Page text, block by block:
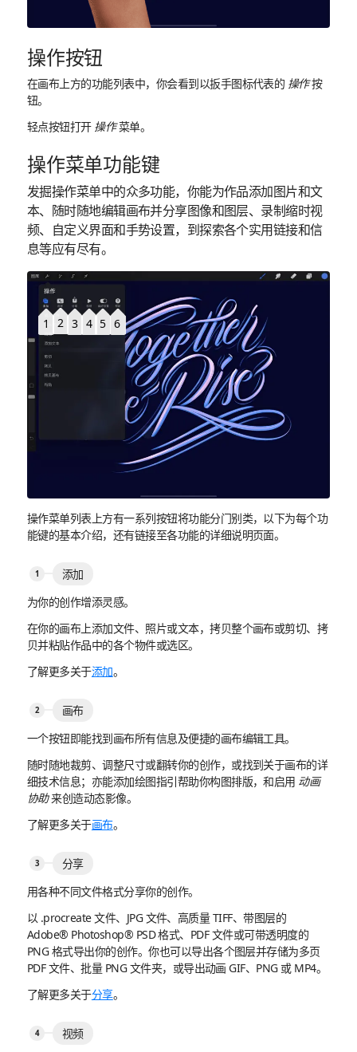
操作按钮
在画布上方的功能列表中，你会看到以扳手图标代表的 操作按
钮。
轻点按钮打开 操作菜单。
操作菜单功能键
发掘操作菜单中的众多功能，你能为作品添加图片和文
本、随时随地编辑画布并分享图像和图层、录制缩时视
频、自定义界面和手势设置，到探索各个实用链接和信
息等应有尽有。
1 2 3 4 5 6
操作菜单列表上方有一系列按钮将功能分门别类，以下为每个功
能键的基本介绍，还有链接至各功能的详细说明页面。
添加
为你的创作增添灵感。
在你的画布上添加文件、照片或文本，拷贝整个画布或剪切、拷
贝并粘贴作品中的各个物件或选区。
了解更多关于添加。
画布
一个按钮即能找到画布所有信息及便捷的画布编辑工具。
随时随地裁剪、调整尺寸或翻转你的创作，或找到关于画布的详
细技术信息；亦能添加绘图指引帮助你构图排版，和启用 动画
协助来创造动态影像。
了解更多关于画布。
分享
用各种不同文件格式分享你的创作。
以 .procreate 文件、JPG 文件、高质量 TIFF、带图层的
Adobe® Photoshop® PSD 格式、PDF 文件或可带透明度的
PNG 格式导出你的创作。你也可以导出各个图层并存储为多页
PDF 文件、批量 PNG 文件夹，或导出动画 GIF、PNG 或 MP4。
了解更多关于分享。
视频